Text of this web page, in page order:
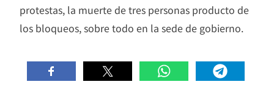
protestas, la muerte de tres personas producto de
los bloqueos, sobre todo en la sede de gobierno.